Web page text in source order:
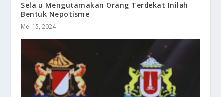
Selalu Mengutamakan Orang Terdekat Inilah
Bentuk Nepotisme
Mei 15, 2024